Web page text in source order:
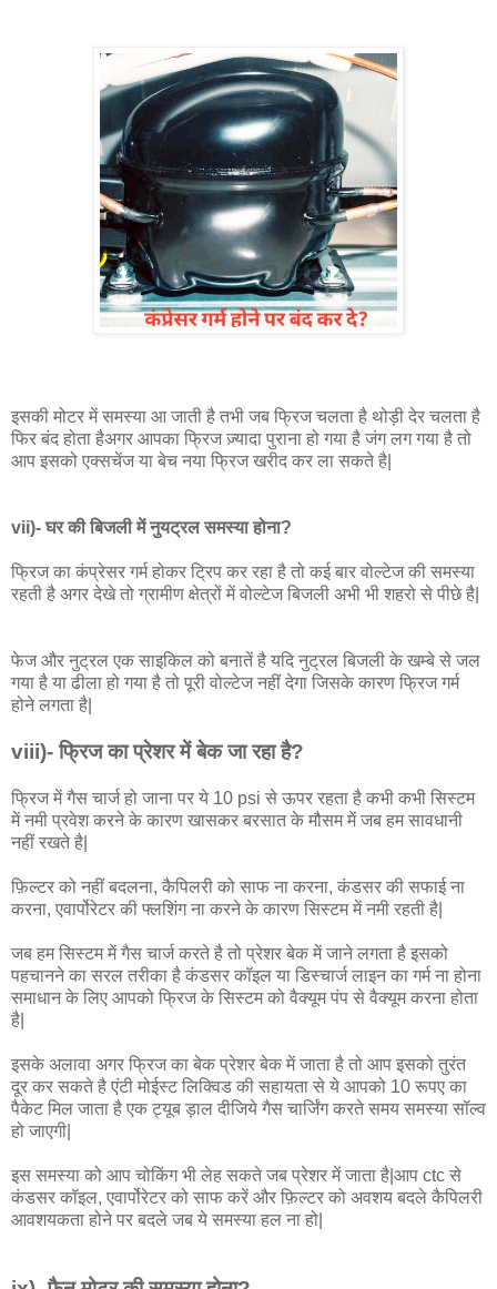
इसकी मोटर में समस्या आ जाती है तभी जब फ्रिज चलता है थोड़ी देर चलता है
फिर बंद होता हैअगर आपका फ्रिज ज़्यादा पुराना हो गया है जंग लग गया है तो
आप इसको एक्सचेंज या बेच नया फ्रिज खरीद कर ला सकते है|
vii)- घर की बिजली में नुयट्रल समस्या होना?
फ्रिज का कंप्रेसर गर्म होकर ट्रिप कर रहा है तो कई बार वोल्टेज की समस्या
रहती है अगर देखे तो ग्रामीण क्षेत्रों में वोल्टेज बिजली अभी भी शहरो से पीछे है|
फेज और नुट्रल एक साइकिल को बनातें है यदि नुट्रल बिजली के खम्बे से जल
गया है या ढीला हो गया है तो पूरी वोल्टेज नहीं देगा जिसके कारण फ्रिज गर्म
होने लगता है|
viii)- फ्रिज का प्रेशर में बेक जा रहा है?
फ्रिज में गैस चार्ज हो जाना पर ये 10 psi से ऊपर रहता है कभी कभी सिस्टम
में नमी प्रवेश करने के कारण खासकर बरसात के मौसम में जब हम सावधानी
नहीं रखते है|
फ़िल्टर को नहीं बदलना, कैपिलरी को साफ ना करना, कंडसर की सफाई ना
करना, एवार्पोरेटर की फ्लशिंग ना करने के कारण सिस्टम में नमी रहती है|
जब हम सिस्टम में गैस चार्ज करते है तो प्रेशर बेक में जाने लगता है इसको
पहचानने का सरल तरीका है कंडसर कॉइल या डिस्चार्ज लाइन का गर्म ना होना
समाधान के लिए आपको फ्रिज के सिस्टम को वैक्यूम पंप से वैक्यूम करना होता
है|
इसके अलावा अगर फ्रिज का बेक प्रेशर बेक में जाता है तो आप इसको तुरंत
दूर कर सकते है एंटी मोईस्ट लिक्विड की सहायता से ये आपको 10 रूपए का
पैकेट मिल जाता है एक ट्यूब ड़ाल दीजिये गैस चार्जिंग करते समय समस्या सॉल्व
हो जाएगी|
इस समस्या को आप चोकिंग भी लेह सकते जब प्रेशर में जाता है|आप ctc से
कंडसर कॉइल, एवार्पोरेटर को साफ करें और फ़िल्टर को अवशय बदले कैपिलरी
आवशयकता होने पर बदले जब ये समस्या हल ना हो|